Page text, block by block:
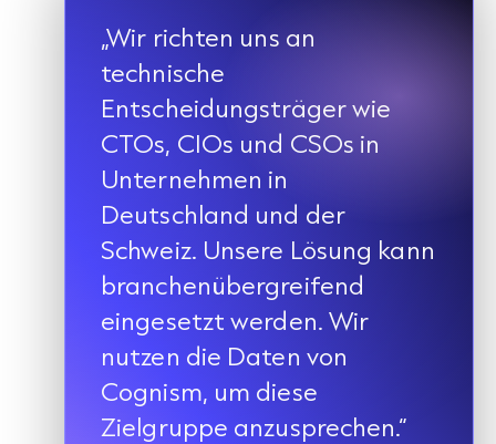
„Wir richten uns an
technische
Entscheidungsträger wie
CTOs, CIOs und CSOs in
Unternehmen in
Deutschland und der
Schweiz. Unsere Lösung kann
branchenübergreifend
eingesetzt werden. Wir
nutzen die Daten von
Cognism, um diese
Zielgruppe anzusprechen.“